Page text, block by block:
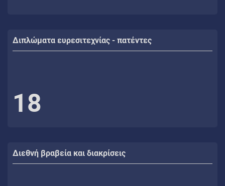
Διπλώματα ευρεσιτεχνίας - πατέντες
18
Διεθνή βραβεία και διακρίσεις